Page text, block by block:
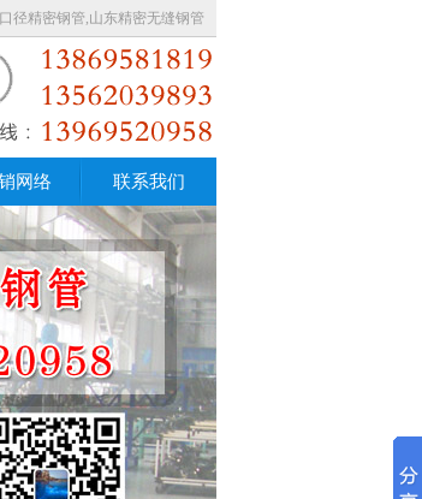
径精密钢管,山东精密无缝钢管
网络 联系我们